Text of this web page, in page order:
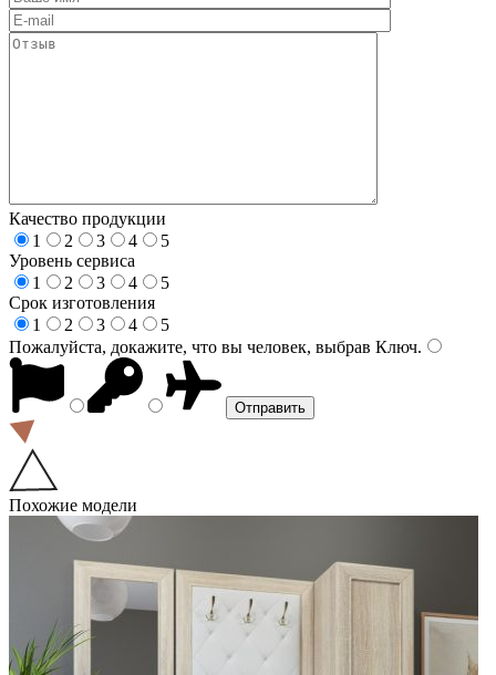
Качество продукции
1
2 3 4
5
Уровень сервиса
1
2 3 4
5
Срок изготовления
1
2 3 4
5
Пожалуйста, докажите, что вы человек, выбрав Ключ.
Похожие модели